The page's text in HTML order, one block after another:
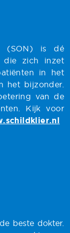
(SON) is dé
die zich inzet
in het
het bijzonder.
van de
Kijk voor
beste dokter.